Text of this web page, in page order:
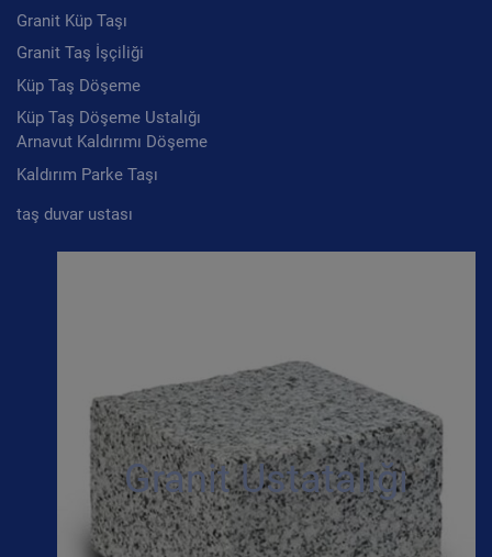
Granit Küp Taşı
Granit Taş İşçiliği
Küp Taş Döşeme
Küp Taş Döşeme Ustalığı
Arnavut Kaldırımı Döşeme
Kaldırım Parke Taşı
taş duvar ustası
Granit Ustatalığı